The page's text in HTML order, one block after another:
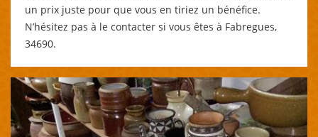
un prix juste pour que vous en tiriez un bénéfice.
N’hésitez pas à le contacter si vous êtes à Fabregues,
34690.